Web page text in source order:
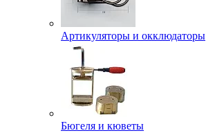
Артикуляторы и окклюдаторы
Бюгеля и кюветы